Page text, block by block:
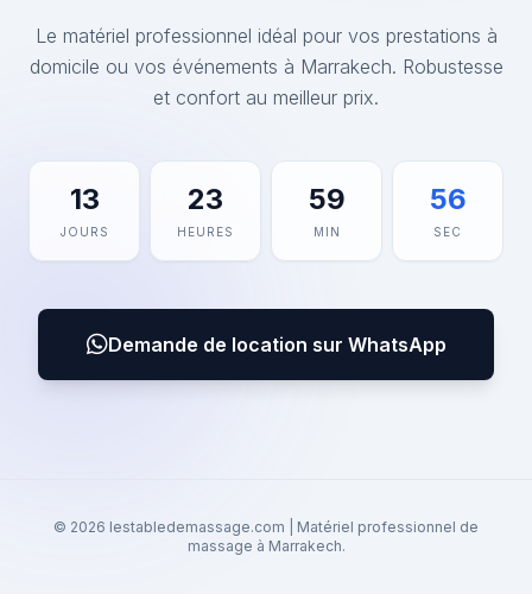
Le matériel professionnel idéal pour vos prestations à
domicile ou vos événements à Marrakech. Robustesse
et confort au meilleur prix.
13
JOURS
23
HEURES
59
MIN
56
SEC
Demande de location sur WhatsApp
© 2026 lestabledemassage.com | Matériel professionnel de
massage à Marrakech.